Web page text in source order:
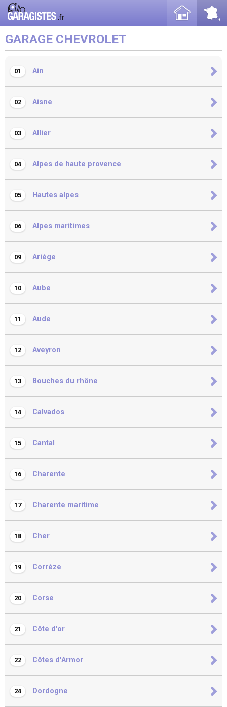
GARAGE CHEVROLET
01 Ain
02 Aisne
03 Allier
04 Alpes de haute provence
05 Hautes alpes
06 Alpes maritimes
09 Ariège
10 Aube
11 Aude
12 Aveyron
13 Bouches du rhône
14 Calvados
15 Cantal
16 Charente
17 Charente maritime
18 Cher
19 Corrèze
20 Corse
21 Côte d'or
22 Côtes d'Armor
24 Dordogne